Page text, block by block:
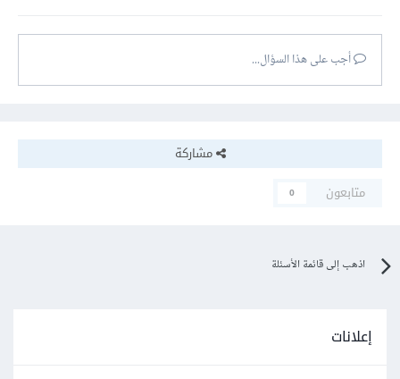
أجب على هذا السؤال...
مشاركة
متابعون
0
اذهب إلى قائمة الأسئلة
إعلانات